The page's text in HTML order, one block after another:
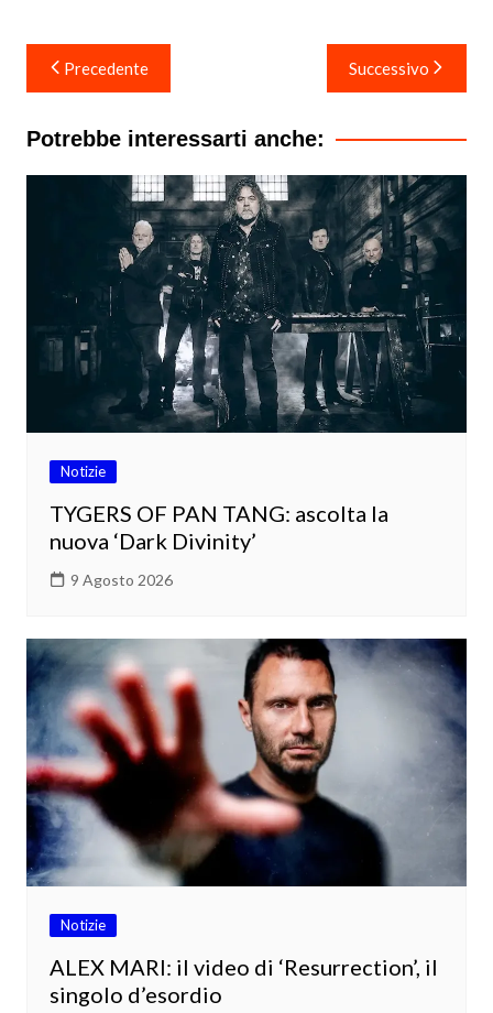
Navigazione
articoli
Precedente Successivo
Potrebbe interessarti anche:
Notizie
TYGERS OF PAN TANG: ascolta la
nuova ‘Dark Divinity’
9 Agosto 2026
Notizie
ALEX MARI: il video di ‘Resurrection’, il
singolo d’esordio